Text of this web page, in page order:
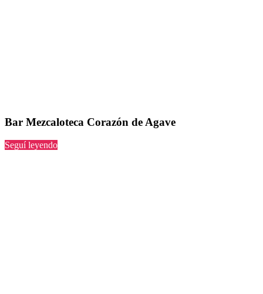
Bar Mezcaloteca Corazón de Agave
Seguí leyendo“Mezcaloteca